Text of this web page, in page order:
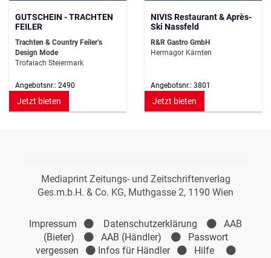
GUTSCHEIN - TRACHTEN
FEILER
Trachten & Country Feiler’s
Design Mode
Trofaiach Steiermark
Angebotsnr.: 2490
Jetzt bieten
NIVIS Restaurant & Après-
Ski Nassfeld
R&R Gastro GmbH
Hermagor Kärnten
Angebotsnr.: 3801
Jetzt bieten
Mediaprint Zeitungs- und Zeitschriftenverlag
Ges.m.b.H. & Co. KG, Muthgasse 2, 1190 Wien
Impressum Datenschutzerklärung
AAB
(Bieter)
AAB (Händler)
Passwort
vergessen
Infos für Händler Hilfe